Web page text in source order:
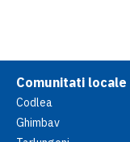
Comunitati locale
Codlea
Ghimbav